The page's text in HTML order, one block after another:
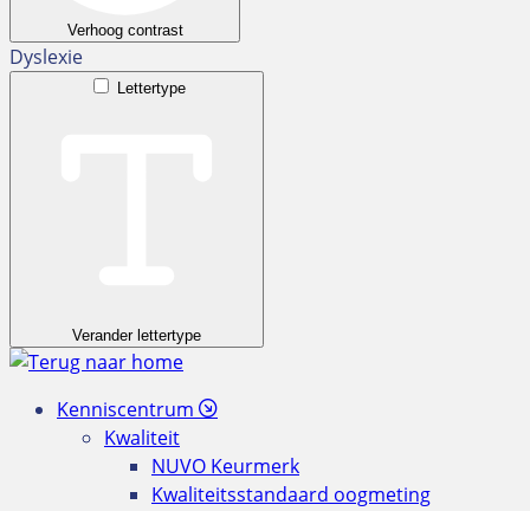
Verhoog contrast
Dyslexie
Lettertype
Verander lettertype
Kenniscentrum
Kwaliteit
NUVO Keurmerk
Kwaliteitsstandaard oogmeting